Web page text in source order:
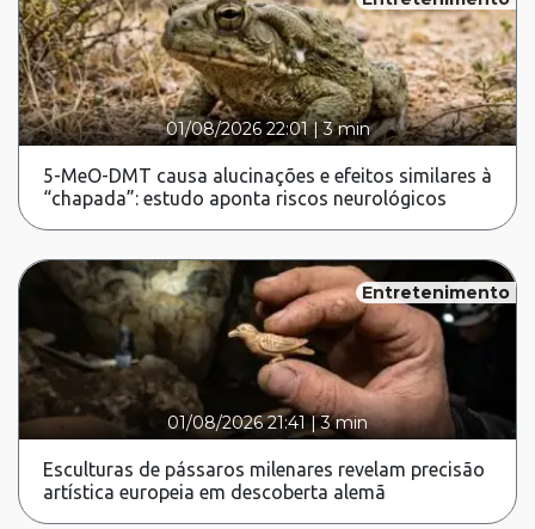
01/08/2026 22:01|3 min
5-MeO-DMT causa alucinações e efeitos similares à
“chapada”: estudo aponta riscos neurológicos
Entretenimento
01/08/2026 21:41 |3 min
Esculturas de pássaros milenares revelam precisão
artística europeia em descoberta alemã